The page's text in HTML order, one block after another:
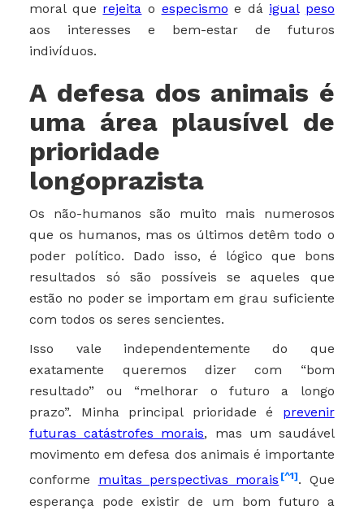
moral que rejeita o especismo e dá igual peso
aos interesses e bem-estar de futuros
indivíduos.
A defesa dos animais é
uma área plausível de
prioridade
longoprazista
Os não-humanos são muito mais numerosos
que os humanos, mas os últimos detêm todo o
poder político. Dado isso, é lógico que bons
resultados só são possíveis se aqueles que
estão no poder se importam em grau suficiente
com todos os seres sencientes.
Isso vale independentemente do que
exatamente queremos dizer com “bom
resultado” ou “melhorar o futuro a longo
prazo”. Minha principal prioridade é prevenir
futuras catástrofes morais, mas um saudável
movimento em defesa dos animais ​​é importante
conforme muitas perspectivas morais [^1]. Que
esperança pode existir de um bom futuro a